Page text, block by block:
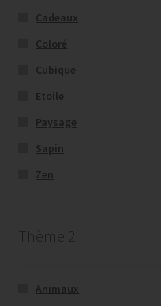
Cadeaux
Coloré
Cubique
Etoile
Paysage
Sapin
Zen
Thème 2
Animaux